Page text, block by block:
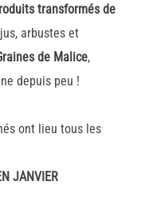
transformés de
arbustes et
de Malice,
depuis peu !
ont lieu tous les
JANVIER